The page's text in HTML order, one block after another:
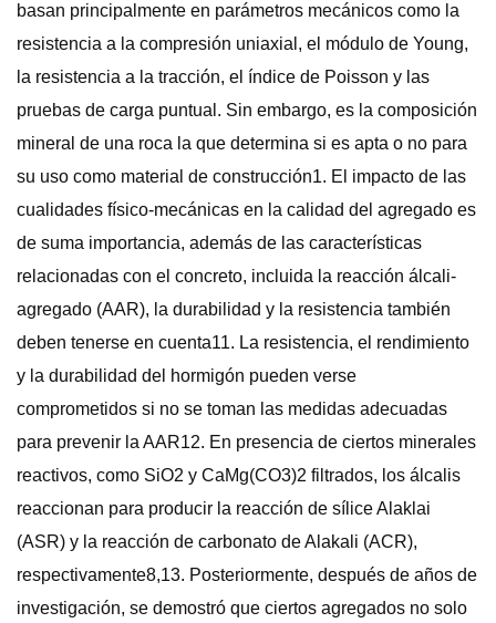
basan principalmente en parámetros mecánicos como la
resistencia a la compresión uniaxial, el módulo de Young,
la resistencia a la tracción, el índice de Poisson y las
pruebas de carga puntual. Sin embargo, es la composición
mineral de una roca la que determina si es apta o no para
su uso como material de construcción1. El impacto de las
cualidades físico-mecánicas en la calidad del agregado es
de suma importancia, además de las características
relacionadas con el concreto, incluida la reacción álcali-
agregado (AAR), la durabilidad y la resistencia también
deben tenerse en cuenta11. La resistencia, el rendimiento
y la durabilidad del hormigón pueden verse
comprometidos si no se toman las medidas adecuadas
para prevenir la AAR12. En presencia de ciertos minerales
reactivos, como SiO2 y CaMg(CO3)2 filtrados, los álcalis
reaccionan para producir la reacción de sílice Alaklai
(ASR) y la reacción de carbonato de Alakali (ACR),
respectivamente8,13. Posteriormente, después de años de
investigación, se demostró que ciertos agregados no solo